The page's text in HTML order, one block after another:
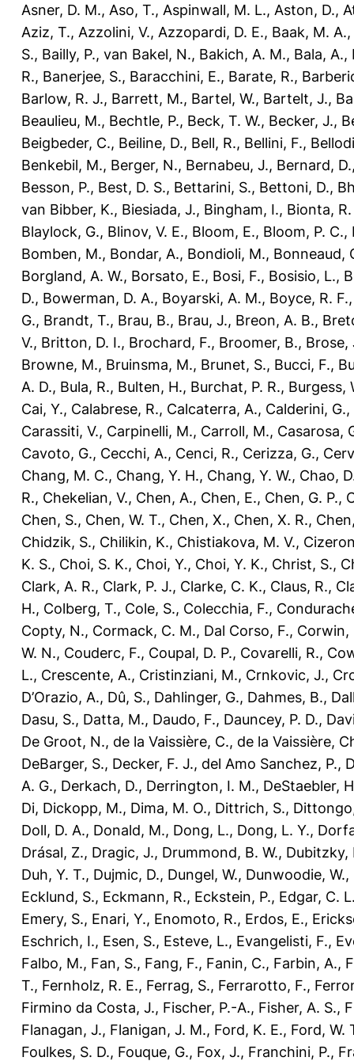
Asner, D. M., Aso, T., Aspinwall, M. L., Aston, D.,
Aziz, T., Azzolini, V., Azzopardi, D. E., Baak, M. A.,
S., Bailly, P., van Bakel, N., Bakich, A. M., Bala, A.,
R., Banerjee, S., Baracchini, E., Barate, R.,
Barlow, R. J., Barrett, M., Bartel, W., Bartelt, J.,
Beaulieu, M., Bechtle, P., Beck, T. W., Becker, J.,
Beigbeder, C., Beiline, D., Bell, R., Bellini, F.,
Benkebil, M., Berger, N., Bernabeu, J., Bernard, D.
Besson, P., Best, D. S., Bettarini, S., Bettoni, D.,
van Bibber, K., Biesiada, J., Bingham, I., Bionta,
Blaylock, G., Blinov, V. E., Bloom, E., Bloom, P. C.,
Bomben, M., Bondar, A., Bondioli, M., Bonneaud,
Borgland, A. W., Borsato, E., Bosi, F., Bosisio, L.,
D., Bowerman, D. A., Boyarski, A. M., Boyce, R. F.
G., Brandt, T., Brau, B., Brau, J., Breon, A. B.,
V., Britton, D. I., Brochard, F., Broomer, B., Brose,
Browne, M., Bruinsma, M., Brunet, S., Bucci, F.,
A. D., Bula, R., Bulten, H., Burchat, P. R., Burgess,
Cai, Y., Calabrese, R., Calcaterra, A., Calderini, G.,
Carassiti, V., Carpinelli, M., Carroll, M., Casarosa,
Cavoto, G., Cecchi, A., Cenci, R., Cerizza, G.,
Chang, M. C., Chang, Y. H., Chang, Y. W., Chao,
R., Chekelian, V., Chen, A., Chen, E., Chen, G. P.,
Chen, S., Chen, W. T., Chen, X., Chen, X. R.,
Chidzik, S., Chilikin, K., Chistiakova, M. V.,
K. S., Choi, S. K., Choi, Y., Choi, Y. K., Christ, S.,
Clark, A. R., Clark, P. J., Clarke, C. K., Claus, R.,
H., Colberg, T., Cole, S., Colecchia, F.,
Copty, N., Cormack, C. M., Dal Corso, F., Corwin,
W. N., Couderc, F., Coupal, D. P., Covarelli, R.,
L., Crescente, A., Cristinziani, M., Crnkovic, J.,
D’Orazio, A., Dû, S., Dahlinger, G., Dahmes, B.,
Dasu, S., Datta, M., Daudo, F., Dauncey, P. D.,
De Groot, N., de la Vaissière, C., de la Vaissière,
DeBarger, S., Decker, F. J., del Amo Sanchez, P.,
A. G., Derkach, D., Derrington, I. M., DeStaebler,
Di, Dickopp, M., Dima, M. O., Dittrich, S.,
Doll, D. A., Donald, M., Dong, L., Dong, L. Y.,
Drásal, Z., Dragic, J., Drummond, B. W., Dubitzky,
Duh, Y. T., Dujmic, D., Dungel, W., Dunwoodie, W.,
Ecklund, S., Eckmann, R., Eckstein, P., Edgar, C.
Emery, S., Enari, Y., Enomoto, R., Erdos, E.,
Eschrich, I., Esen, S., Esteve, L., Evangelisti, F.,
Falbo, M., Fan, S., Fang, F., Fanin, C., Farbin, A.,
T., Fernholz, R. E., Ferrag, S., Ferrarotto, F.,
Firmino da Costa, J., Fischer, P.-A., Fisher, A. S.,
Flanagan, J., Flanigan, J. M., Ford, K. E., Ford, W.
Foulkes, S. D., Fouque, G., Fox, J., Franchini, P.,